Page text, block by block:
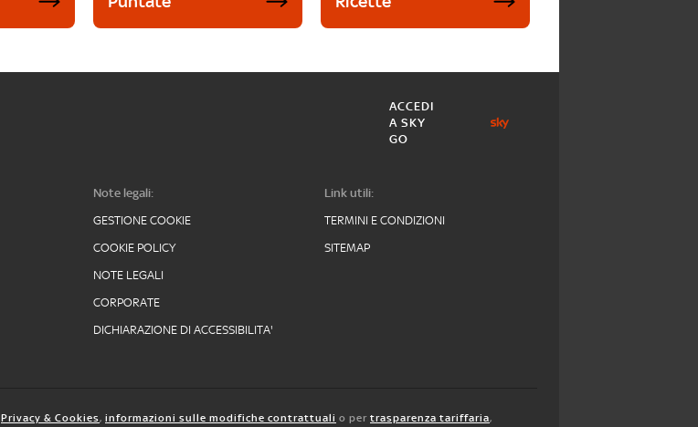
ACCEDI
A SKY
GO
Note legali:
GESTIONE COOKIE
COOKIE POLICY
NOTE LEGALI
CORPORATE
DICHIARAZIONE DI ACCESSIBILITA'
Link utili:
TERMINI E CONDIZIONI
SITEMAP
Privacy & Cookies, informazioni sulle modifiche contrattuali o per trasparenza tariffaria,